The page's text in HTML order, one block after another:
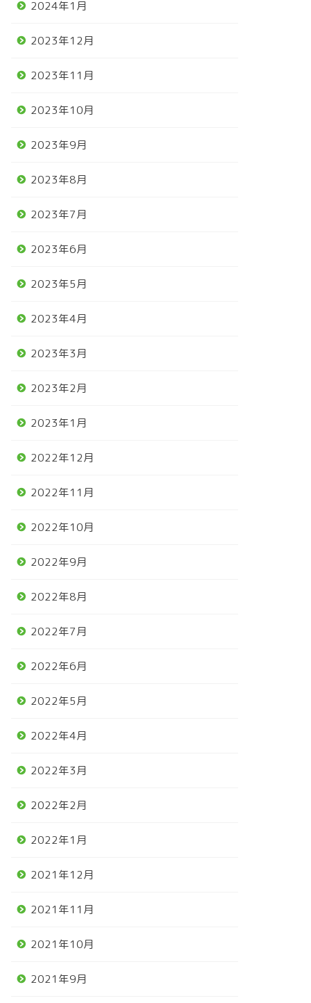
2024年1月
2023年12月
2023年11月
2023年10月
2023年9月
2023年8月
2023年7月
2023年6月
2023年5月
2023年4月
2023年3月
2023年2月
2023年1月
2022年12月
2022年11月
2022年10月
2022年9月
2022年8月
2022年7月
2022年6月
2022年5月
2022年4月
2022年3月
2022年2月
2022年1月
2021年12月
2021年11月
2021年10月
2021年9月